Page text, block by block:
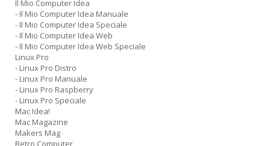
Il Mio Computer Idea
- Il Mio Computer Idea Manuale
- Il Mio Computer Idea Speciale
- Il Mio Computer Idea Web
- Il Mio Computer Idea Web Speciale
Linux Pro
- Linux Pro Distro
- Linux Pro Manuale
- Linux Pro Raspberry
- Linux Pro Speciale
Mac Idea!
Mac Magazine
Makers Mag
Retro Computer